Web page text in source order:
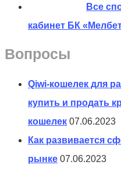
Все
кабинет БК
Вопросы
Qiwi-кошелек для
купить и продать
кошелек 07.06.2023
Как развивается
рынке 07.06.2023